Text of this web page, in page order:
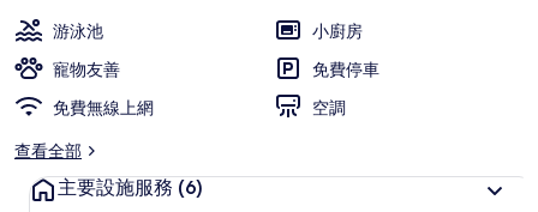
游泳池
小廚房
寵物友善
免費停車
免費無線上網
空調
查看全部
主要設施服務 (6)